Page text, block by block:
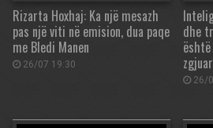
Rizarta Hoxhaj: Ka një mesazh
pas një viti në emision, dua paqe
me Bledi Manen
26/07 19:30
dhe
zgjuar
26/